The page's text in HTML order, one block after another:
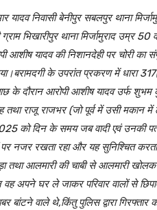
निवासी बेनीपुर सबलपुर थाना
ग्राम भिखारीपुर थाना मिर्जामुराद
आशीष यादव की निशानदेही पर चोरी
के उपरांत प्रकरण में धारा
दौरान आरोपी आशीष यादव उर्फ शुभम
तथा राजू राजभर (जो पूर्व में उसी मकान
को दिन के समय जब वादी एवं
पर नजर रखता रहा और यह सुनिश्चित
तथा आलमारी की चाबी से आलमारी
वह अपने घर ले जाकर परिवार वालों से
बांटने वाले थे,किंतु पुलिस द्वारा